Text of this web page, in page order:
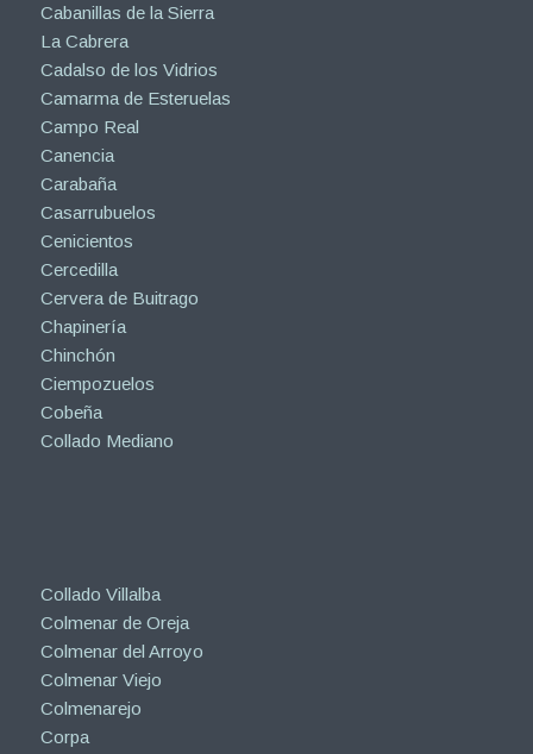
Cabanillas de la Sierra
La Cabrera
Cadalso de los Vidrios
Camarma de Esteruelas
Campo Real
Canencia
Carabaña
Casarrubuelos
Cenicientos
Cercedilla
Cervera de Buitrago
Chapinería
Chinchón
Ciempozuelos
Cobeña
Collado Mediano
Collado Villalba
Colmenar de Oreja
Colmenar del Arroyo
Colmenar Viejo
Colmenarejo
Corpa